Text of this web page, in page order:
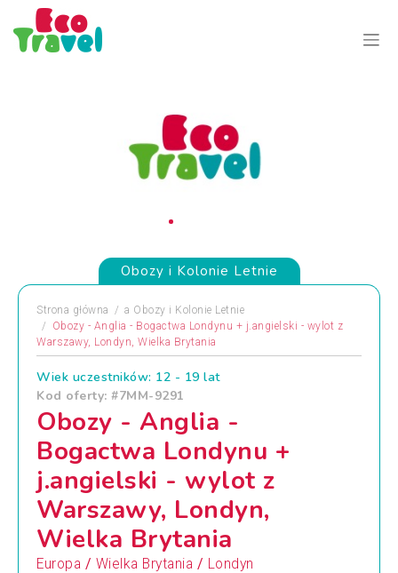
Obozy i Kolonie Letnie
Strona główna a Obozy i Kolonie Letnie
Obozy - Anglia - Bogactwa Londynu + j.angielski - wylot z
Warszawy, Londyn, Wielka Brytania
Wiek uczestników: 12 - 19 lat
Kod oferty: #7MM-9291
Obozy - Anglia -
Bogactwa Londynu +
j.angielski - wylot z
Warszawy, Londyn,
Wielka Brytania
Europa / Wielka Brytania / Londyn